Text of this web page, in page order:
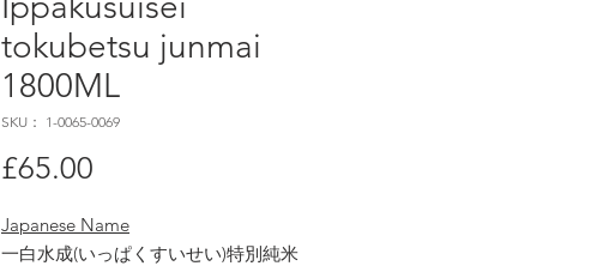
tokubetsu junmai
1800ML
SKU： 1-0065-0069
£65.00
格
Japanese Name
一白水成(いっぱくすいせい)特別純米